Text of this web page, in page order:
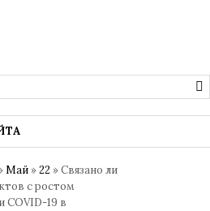
Май »22 » Связано ли
с ростом
COVID-19 в